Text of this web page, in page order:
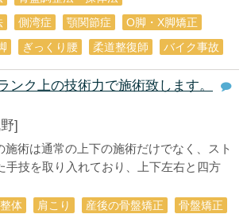
側湾症 顎関節症
O脚・X脚矯正
ぎっくり腰 柔道整復師 バイク事故
ンク上の技術力で施術致します。
]
施術は通常の上下の施術だけでなく、スト
手技を取り入れており、上下左右と四方
整体 肩こり 産後の骨盤矯正 骨盤矯正